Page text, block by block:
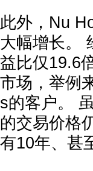
此外，Nu
大幅增长。
益比仅19.6
市场，举例
s的客户。
的交易价格
有10年、甚